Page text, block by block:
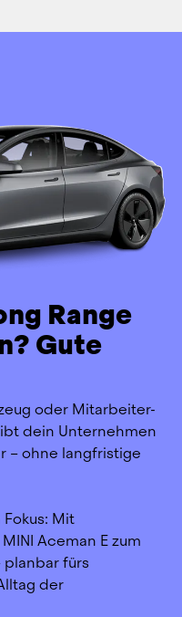
Range
Gute
oder Mitarbeiter-
dein Unternehmen
– ohne langfristige
Mit
Aceman E zum
fürs
der